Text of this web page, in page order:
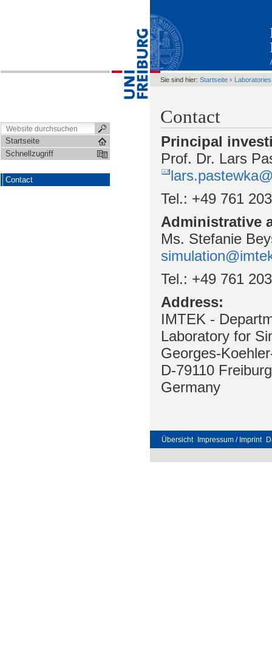
Startseite
Schnellzugriff
Contact
Sie sind hier: Startseite › Laboratories
Contact
Principal
Prof. Dr. Lars
Tel.: +49 761
Administrative
Ms. Stefanie
Tel.: +49 761
Address:
IMTEK -
Laboratory for
Georges-
D-79110 Freiburg
Germany
Übersicht Impressum / Imprint